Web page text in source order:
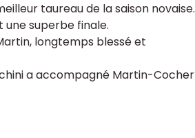
taureau de la saison novaise.
superbe finale.
longtemps blessé et
a accompagné Martin-Cocher